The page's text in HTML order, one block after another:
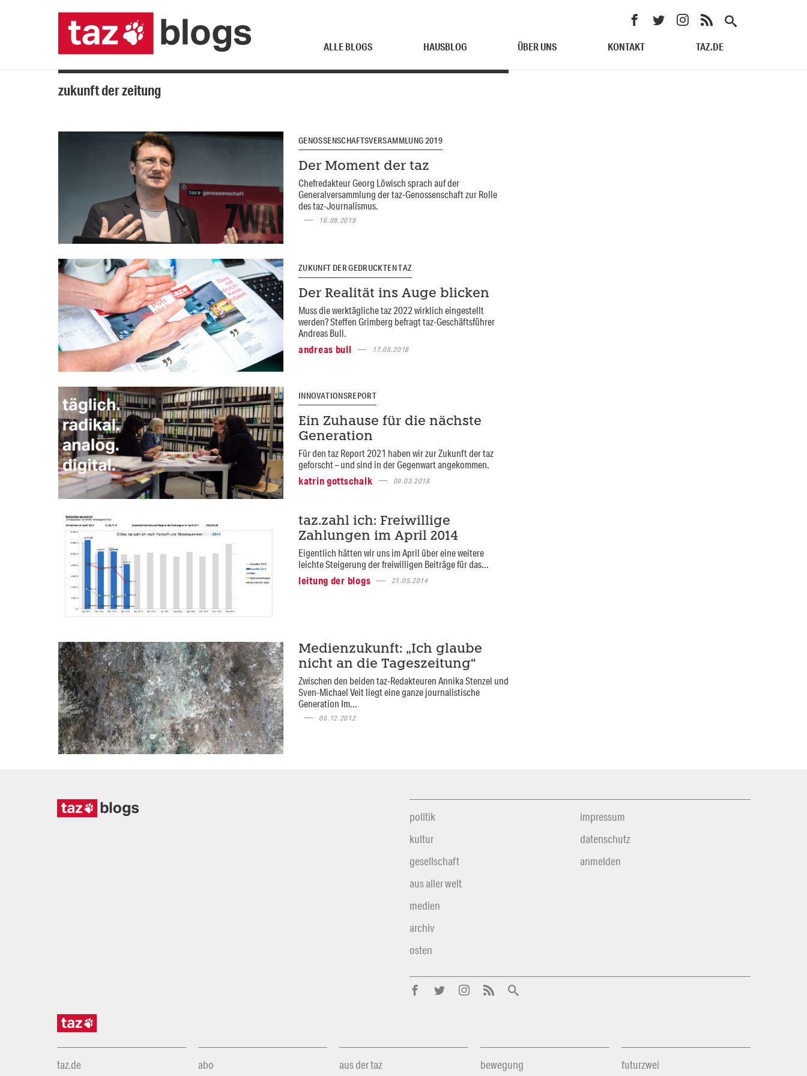
ALLE BLOGS HAUSBLOG ÜBER UNS KONTAKT TAZ.DE
zukunft der zeitung
GENOSSENSCHAFTSVERSAMMLUNG 2019
Der Moment der taz
Chefredakteur Georg Löwisch sprach auf der
Generalversammlung der taz-Genossenschaft zur Rolle
des taz-Journalismus.
16.09.2019
ZUKUNFT DER GEDRUCKTEN TAZ
Der Realität ins Auge blicken
Muss die werktägliche taz 2022 wirklich eingestellt
werden? Steffen Grimberg befragt taz-Geschäftsführer
Andreas Bull.
andreas bull
17.08.2018
INNOVATIONSREPORT
Ein Zuhause für die nächste
Generation
Für den taz Report 2021 haben wir zur Zukunft der taz
geforscht – und sind in der Gegenwart angekommen.
katrin gottschalk
09.03.2018
taz.zahl ich: Freiwillige
Zahlungen im April 2014
Eigentlich hätten wir uns im April über eine weitere
leichte Steigerung der freiwilligen Beiträge für das...
leitung der blogs
21.05.2014
Medienzukunft: „Ich glaube
nicht an die Tageszeitung“
Zwischen den beiden taz-Redakteuren Annika Stenzel und
Sven-Michael Veit liegt eine ganze journalistische
Generation Im...
06.12.2012
politik
kultur
gesellschaft
aus aller welt
medien
archiv
osten
impressum
datenschutz
anmelden
taz.de abo aus der taz bewegung futurzwei